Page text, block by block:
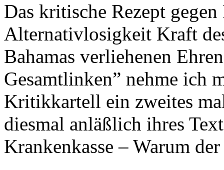
Das kritische Rezept
Alternativlosigkeit Kraft
Bahamas verliehenen
Gesamtlinken” nehme ich
Kritikkartell ein zweites
diesmal anläßlich ihres
Krankenkasse – Warum